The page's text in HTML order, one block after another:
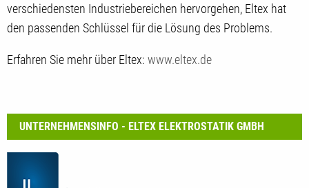
verschiedensten Industriebereichen hervorgehen, Eltex hat
den passenden Schlüssel für die Lösung des Problems.
Erfahren Sie mehr über Eltex: www.eltex.de
UNTERNEHMENSINFO - ELTEX ELEKTROSTATIK GMBH